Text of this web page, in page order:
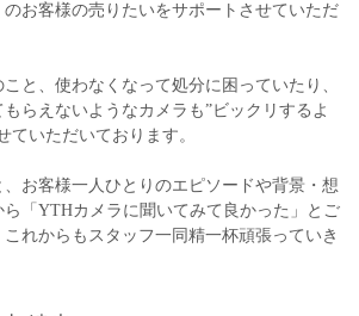
お客様の売りたいをサポートさせていただ
と、使わなくなって処分に困っていたり、
らえないようなカメラも”ビックリするよ
ていただいております。
お客様一人ひとりのエピソードや背景・想
「YTHカメラに聞いてみて良かった」とご
れからもスタッフ一同精一杯頑張っていき